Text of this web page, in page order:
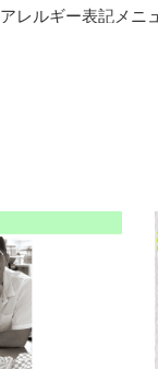
アレルギー表記メニ